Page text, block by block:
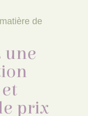
de
une
prix